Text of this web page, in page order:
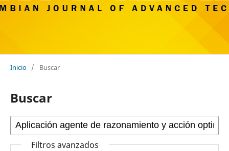
Inicio / Buscar
Buscar
Filtros avanzados